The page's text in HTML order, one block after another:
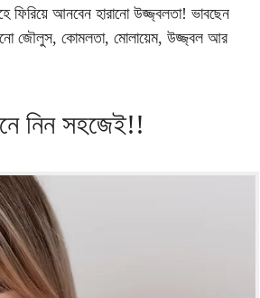
ফিরিয়ে আনবেন হারানো উজ্জ্বলতা! ভাবছেন
জৌলুস, কোমলতা, মোলায়েম, উজ্জ্বল আর
নিন সহজেই!!